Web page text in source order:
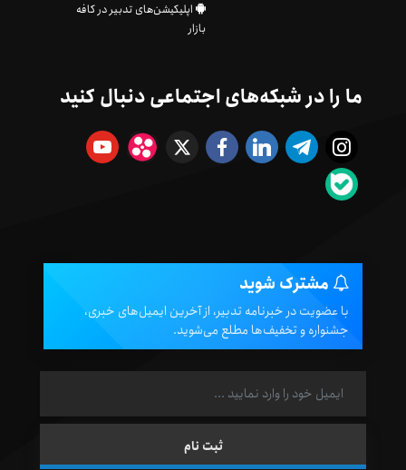
اپلیکیشن‌های تدبیر در کافه
بازار
ما را در شبکه‌های اجتماعی دنبال کنید
مشترک شوید
با عضویت در خبرنامه تدبیر، از آخرین ایمیل‌های خبری،
جشنواره و تخفیف‌ها مطلع می‌شوید.